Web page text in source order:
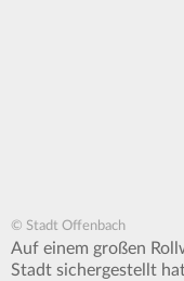
© Stadt Offenbach
Auf einem großen
Stadt sichergestellt